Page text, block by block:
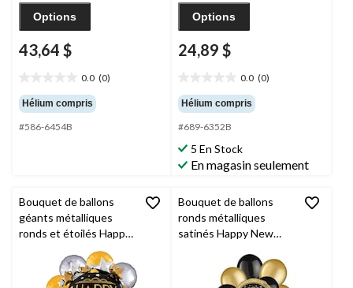
Options
43,64 $
0.0 (0)
étoile(s)
sur
5.
Hélium compris
#586-6454B
Options
24,89 $
0.0 (0)
étoile(s)
sur
5.
Hélium compris
#689-6352B
5 En Stock
En magasin seulement
Bouquet de ballons
géants métalliques
ronds et étoilés Happy
New Year avec ballons
métalliques ronds,
doré/argenté, paq. 9,
Bouquet de ballons
ronds métalliques
satinés Happy New
nacrés en latex,
doré/noir, paq. 10,